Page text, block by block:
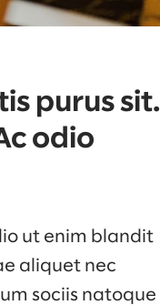
purus sit.
odio
ut enim blandit
aliquet nec
sociis natoque